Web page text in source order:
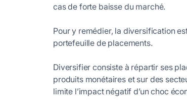
cas de forte baisse du marché.
Pour y remédier, la diversification
portefeuille de placements.
Diversifier consiste à répartir ses
produits monétaires et sur des
limite l’impact négatif d’un choc